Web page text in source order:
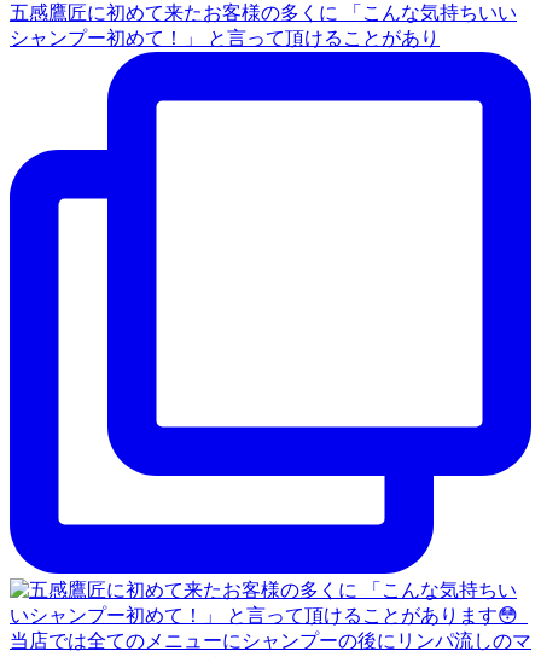
五感鷹匠に初めて来たお客様の多くに 「こんな気持ちいい
シャンプー初めて！」 と言って頂けることがあり